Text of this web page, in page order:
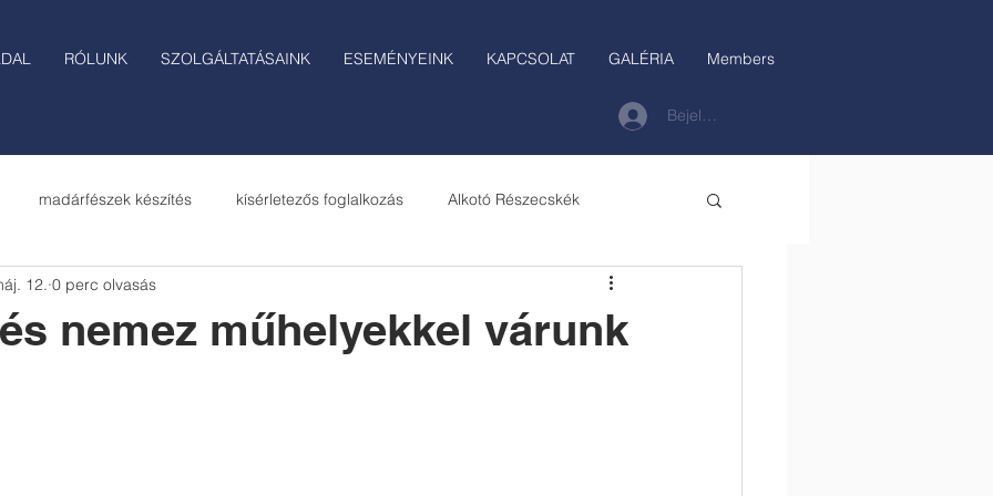
RÓLUNK SZOLGÁLTATÁSAINK ESEMÉNYEINK KAPCSOLAT GALÉRIA Members
Bejelentkezés
madárfészek készítés kísérletezős foglalkozás Alkotó Részecskék
nemez műhelyekkel várunk
12. 0 perc olvasás